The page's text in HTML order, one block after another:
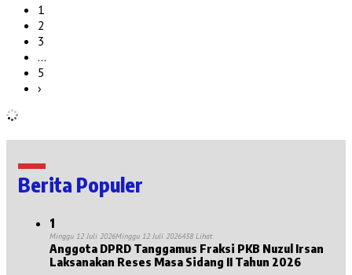
1
2
3
…
5
›
Berita Populer
1
Minggu 12 Juli 2026Minggu 12 Juli 2026438 Lihat
Anggota DPRD Tanggamus Fraksi PKB Nuzul Irsan
Laksanakan Reses Masa Sidang II Tahun 2026